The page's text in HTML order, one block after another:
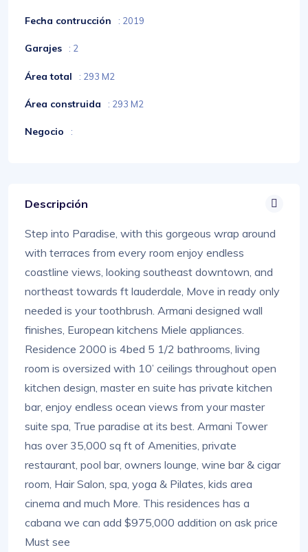
Fecha contrucción : 2019
Garajes : 2
Área total : 293 M2
Área construida : 293 M2
Negocio :
Descripción
Step into Paradise, with this gorgeous wrap around
with terraces from every room enjoy endless
coastline views, looking southeast downtown, and
northeast towards ft lauderdale, Move in ready only
needed is your toothbrush. Armani designed wall
finishes, European kitchens Miele appliances.
Residence 2000 is 4bed 5 1/2 bathrooms, living
room is oversized with 10’ ceilings throughout open
kitchen design, master en suite has private kitchen
bar, enjoy endless ocean views from your master
suite spa, True paradise at its best. Armani Tower
has over 35,000 sq ft of Amenities, private
restaurant, pool bar, owners lounge, wine bar & cigar
room, Hair Salon, spa, yoga & Pilates, kids area
cinema and much More. This residences has a
cabana we can add $975,000 addition on ask price
Must see